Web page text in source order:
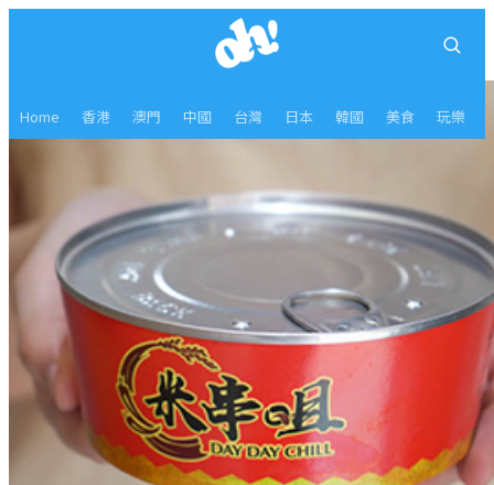
Home 香港 澳門 中國 台灣 日本 韓國 美食 玩樂